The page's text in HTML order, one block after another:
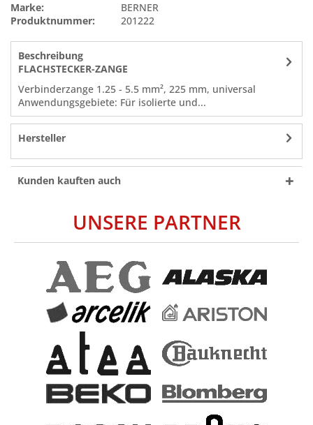
Marke:
BERNER
Produktnummer:
201222
Beschreibung
FLACHSTECKER-ZANGE
Verbinderzange 1.25 - 5.5 mm², 225 mm, universal
Anwendungsgebiete: Für isolierte und...
Hersteller
Kunden kauften auch
UNSERE PARTNER